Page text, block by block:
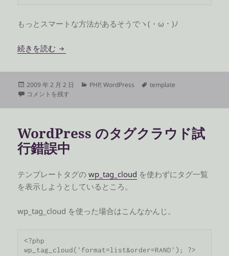
もっとスマートな方法があるそうでヽ(・ω・)ﾉ
続きを読む WordPress のタグクラウド試行錯誤中 その 2
投
稿
2009 年 2 月 2 日
カ
PHP,WordPress
タ
template
WordPress のタグクラウド試行錯誤中 その 2 に
コメントを残す
WordPress のタグクラウド試
行錯誤中
テンプレートタグのwp_tag_cloud を使わずにタグ一覧
を表示しようとしているところ。
wp_tag_cloud を使った場合はこんなかんじ。
<?php
wp_tag_cloud('format=list&order=RAND'); ?>